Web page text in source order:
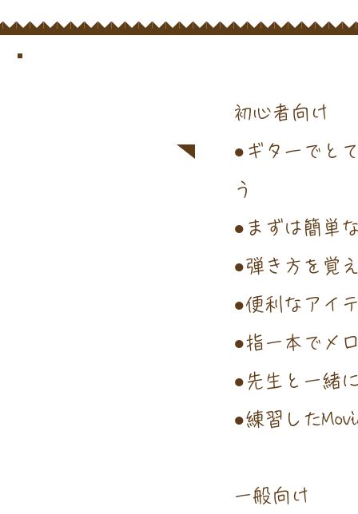
初心者向け
●ギターでと
う
●まずは簡単
●弾き方を覚
​●便利なアイ
​●指一本でメ
●先生と一緒
●練習した
一般向け